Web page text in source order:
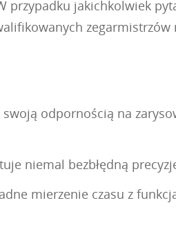
przypadku jakichkolwiek
zegarmistrzów
odpornością na
niemal bezbłędną
mierzenie czasu z